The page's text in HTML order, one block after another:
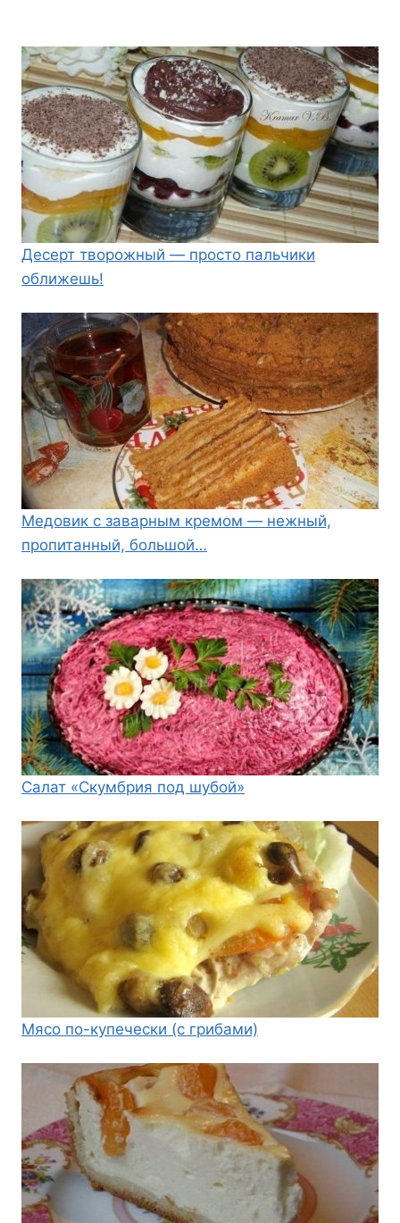
Десерт творожный — просто пальчики
оближешь!
Медовик с заварным кремом — нежный,
пропитанный, большой…
Салат «Скумбрия под шубой»
Мясо по-купечески (с грибами)